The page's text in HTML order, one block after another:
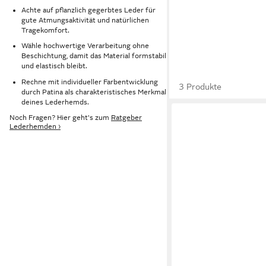
Achte auf pflanzlich gegerbtes Leder für
gute Atmungsaktivität und natürlichen
Tragekomfort.
Wähle hochwertige Verarbeitung ohne
Beschichtung, damit das Material formstabil
und elastisch bleibt.
Rechne mit individueller Farbentwicklung
durch Patina als charakteristisches Merkmal
deines Lederhemds.
Noch Fragen? Hier geht's zum Ratgeber
Lederhemden ›
3 Produkte